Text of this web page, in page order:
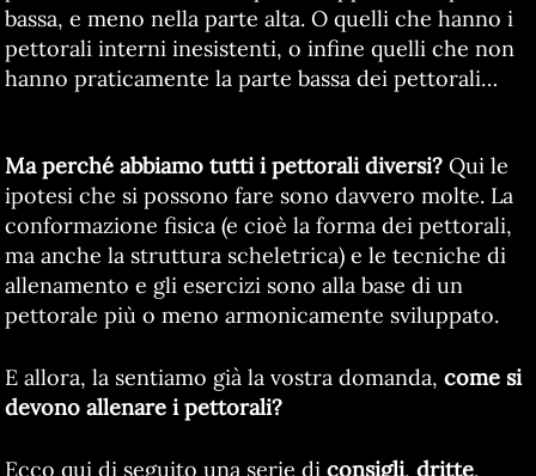
bassa, e meno nella parte alta. O quelli che hanno i
pettorali interni inesistenti, o infine quelli che non
hanno praticamente la parte bassa dei pettorali…
Ma perché abbiamo tutti i pettorali diversi?Qui le
ipotesi che si possono fare sono davvero molte. La
conformazione fisica (e cioè la forma dei pettorali,
ma anche la struttura scheletrica) e le tecniche di
allenamento e gli esercizi sono alla base di un
pettorale più o meno armonicamente sviluppato.
E allora, la sentiamo già la vostra domanda, come si
devono allenare i pettorali?
Ecco qui di seguito una serie di consigli, dritte,